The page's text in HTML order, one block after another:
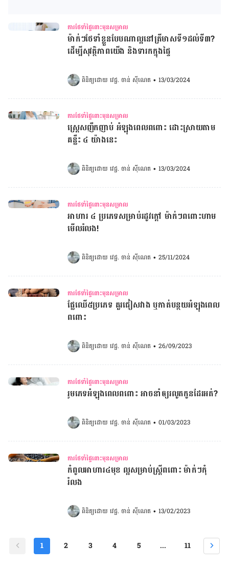
ការថែទាំផ្ទៃពោះមុនសម្រាល
ម៉ាក់ៗថែទាំខ្លួនបែបណាល្អនៅត្រីមាសទី១ដល់ទី៣?
ដើម្បីសុវត្ថិភាពយើង និងទារកក្នុងផ្ទៃ
ពិនិត្យដោយ វេជ្ជ. ចាន់ ស៊ីណេត • 13/03/2024
ការថែទាំផ្ទៃពោះមុនសម្រាល
ស្រ្តេសញឹកញាប់ អំឡុងពេលពពោះ ដោះស្រាយតាម
គន្លឹះ ៤ យ៉ាងនេះ
ពិនិត្យដោយ វេជ្ជ. ចាន់ ស៊ីណេត • 13/03/2024
ការថែទាំផ្ទៃពោះមុនសម្រាល
អាហារ ៤ ប្រភេទសម្រាប់រដូវក្តៅ ម៉ាក់ៗពពោះហាម
មើលរំលង!
ពិនិត្យដោយ វេជ្ជ. ចាន់ ស៊ីណេត • 25/11/2024
ការថែទាំផ្ទៃពោះមុនសម្រាល
ផ្លែឈើ៥ប្រភេទ គួរជៀសវាង ឬកាត់បន្ថយអំឡុងពេល
ពពោះ​​​​​​​​​​​​​​​​​​​​​​​​​​​​​​​​​
ពិនិត្យដោយ វេជ្ជ. ចាន់ ស៊ីណេត • 26/09/2023
ការថែទាំផ្ទៃពោះមុនសម្រាល
រួមភេទអំឡុងពេលពពោះ អាចនាំឲ្យរលូតកូនដែរអត់?​
ពិនិត្យដោយ វេជ្ជ. ចាន់ ស៊ីណេត • 01/03/2023
ការថែទាំផ្ទៃពោះមុនសម្រាល
កំពូលអាហារ៤មុខ ល្អ​សម្រាប់​ស្រ្តី​ពពោះ ម៉ាក់ៗកុំ
រំលង
ពិនិត្យដោយ វេជ្ជ. ចាន់ ស៊ីណេត • 13/02/2023
1 2 3 4 5 ... 11